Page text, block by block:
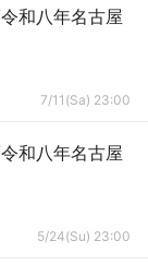
和八年名古屋
7/11(Sa) 23:00
和八年名古屋
5/24(Su) 23:00